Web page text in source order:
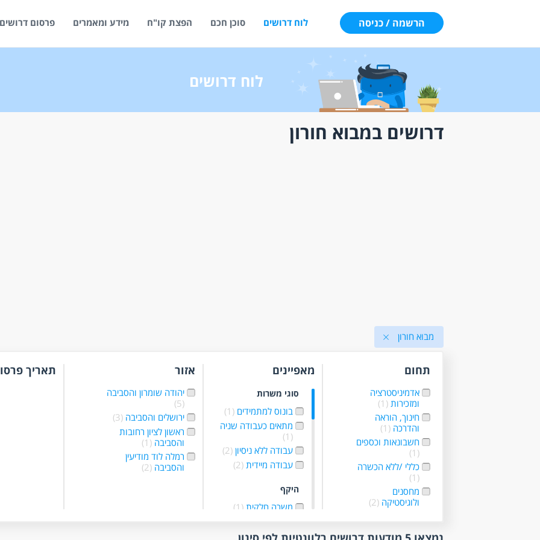
הרשמה / כניסה לוח דרושים סוכן חכם הפצת קו"ח מידע ומאמרים פרסום
לוח דרושים
דרושים במבוא חורון
מבוא חורון
תחום
אדמיניסטרציה
ומזכירות (1)
חינוך, הוראה
והדרכה (1)
חשבונאות וכספים
(1)
כללי /ללא הכשרה
(1)
מחסנים
ולוגיסטיקה (2)
מאפיינים
סוגי משרות
בונוס למתמידים (1)
מתאים כעבודה שניה
(1)
עבודה ללא ניסיון (2)
עבודה מיידית (2)
היקף
משרה חלקית (1)
עבודה לפי שעות
אזור
יהודה שומרון והסביבה
(5)
ירושלים והסביבה (3)
ראשון לציון רחובות
והסביבה (1)
רמלה לוד מודיעין
והסביבה (2)
תאריך